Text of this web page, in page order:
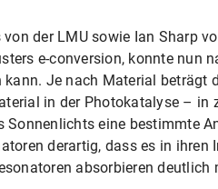
der LMU sowie Ian Sharp
e-conversion, konnte nun
Je nach Material beträgt
in der Photokatalyse – in
eine bestimmte
derartig, dass es in ihren
absorbieren deutlich